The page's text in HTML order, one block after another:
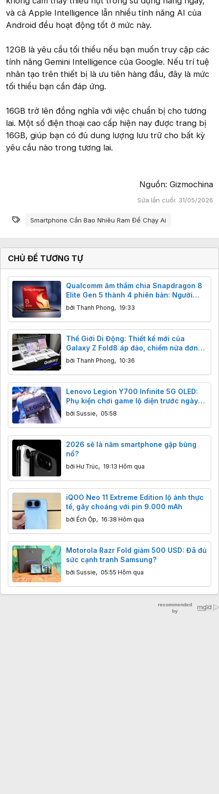
và cả Apple Intelligence lẫn nhiều tính năng AI của
Android đều hoạt động tốt ở mức này.
12GB là yêu cầu tối thiểu nếu bạn muốn truy cập các
tính năng Gemini Intelligence của Google. Nếu trí tuệ
nhân tạo trên thiết bị là ưu tiên hàng đầu, đây là mức
tối thiểu bạn cần đáp ứng.
16GB trở lên đồng nghĩa với việc chuẩn bị cho tương
lai. Một số điện thoại cao cấp hiện nay được trang bị
16GB, giúp bạn có đủ dung lượng lưu trữ cho bất kỳ
yêu cầu nào trong tương lai.
Nguồn: Gizmochina​
Sửa lần cuối: 31/05/2026
Từ khóa
Smartphone Cần Bao Nhiêu Ram Để Chạy Ai
CHỦ ĐỀ TƯƠNG TỰ
Qualcomm âm thầm chia Snapdragon 8
Elite Gen 5 thành 4 phiên bản: Người
dùng cần lưu ý gì?
bởi Thanh Phong, 19:33
Thế Giới Di Động: Thiết kế mới của
Galaxy Z Fold8 áp đảo, chiếm nửa đơn
đặt trước
bởi Thanh Phong, 10:36
Lenovo Legion Y700 Infinite 5G OLED:
Phụ kiện chơi game lộ diện trước ngày
ra mắt
bởi Sussie, 05:58
2026 sẽ là năm smartphone gập bùng
nổ?
bởi Hư Trúc, 19:13 Hôm qua
iQOO Neo 11 Extreme Edition lộ ảnh thực
tế, gây choáng với pin 9.000 mAh
bởi Ếch Ộp, 16:38 Hôm qua
Motorola Razr Fold giảm 500 USD: Đã đủ
sức cạnh tranh Samsung?
bởi Sussie, 05:55 Hôm qua